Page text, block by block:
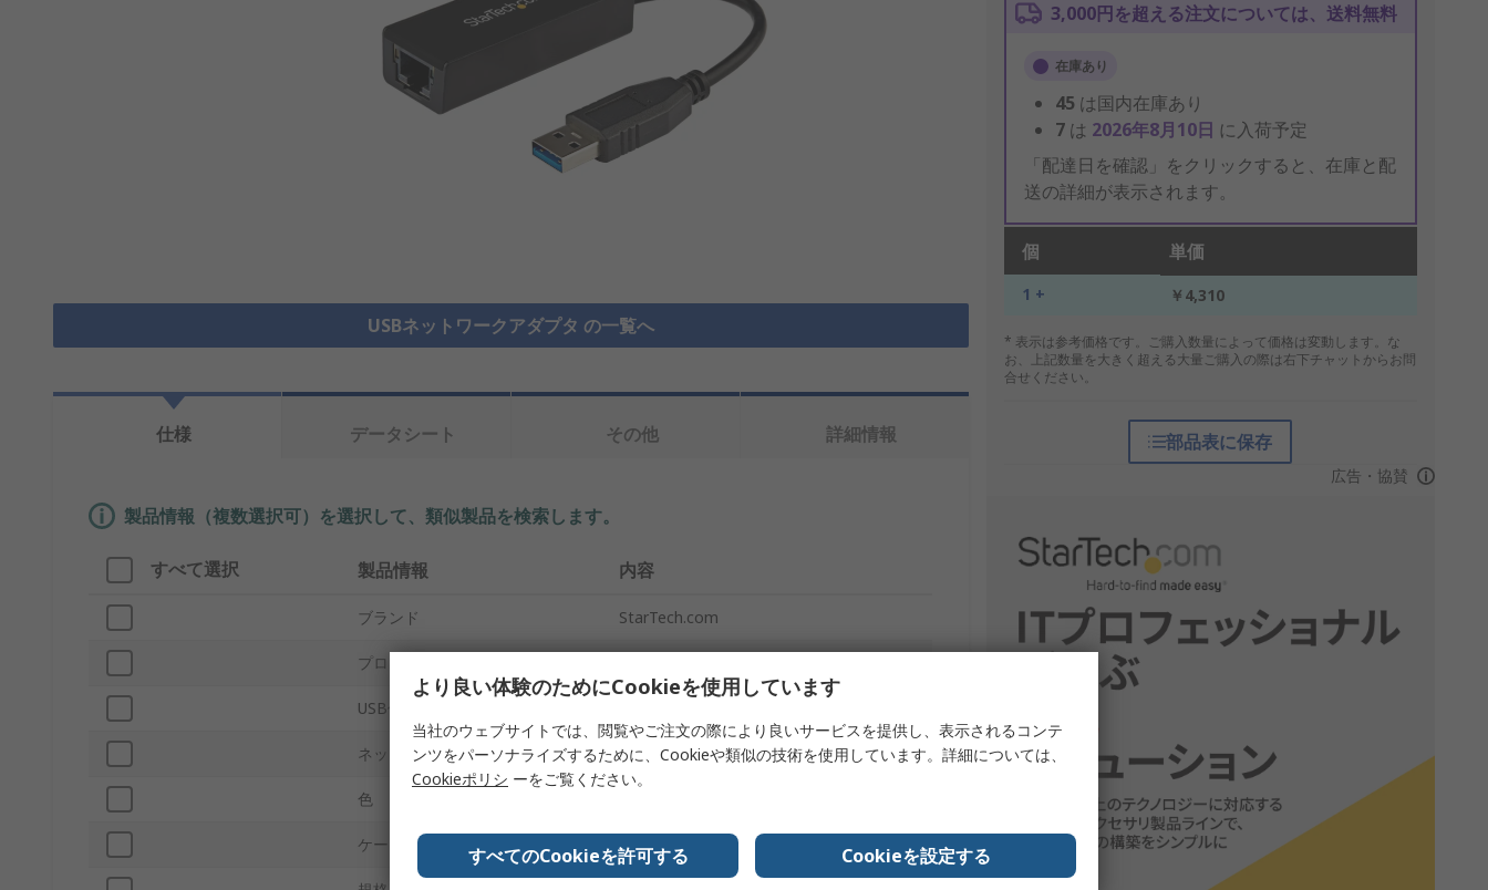
USBネットワークアダプタ の一覧へ
3,000円を超える注文については、送料無料
在庫あり
45 は国内在庫あり
7 は 2026年8月10日 に入荷予定
「配達日を確認」をクリックすると、在庫と配
送の詳細が表示されます。
個 単価
1 + ￥4,310
* 表示は参考価格です。ご購入数量によって価格は変動します。な
お、上記数量を大きく超える大量ご購入の際は右下チャットからお問
合せください。
部品表に保存
広告・協賛
仕様 データシート その他 詳細情報
製品情報（複数選択可）を選択して、類似製品を検索します。
すべて選択 製品情報 内容
ブランド StarTech.com
プロダクトタイプ
USB仕様
ネットワークタイプ 1000Mbps
色
ケーブル長 135mm
より良い体験のためにCookieを使用しています
当社のウェブサイトでは、閲覧やご注文の際により良いサービスを提供し、表示されるコンテ
ンツをパーソナライズするために、Cookieや類似の技術を使用しています。詳細については、
Cookieポリシ ーをご覧ください。
すべてのCookieを許可する Cookieを設定する